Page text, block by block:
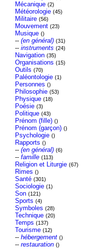
Mécanique (2)
Météorologie (45)
Militaire (56)
Mouvement (23)
Musique ()
-- (en général) (31)
-- instruments (24)
Navigation (35)
Organisations (15)
Outils (70)
Paléontologie (1)
Personnes ()
Philosophie (53)
Physique (18)
Poésie (3)
Politique (43)
Prénom (fille) ()
Prénom (garçon) ()
Psychologie ()
Rapports ()
-- (en général) (6)
-- famille (113)
Religion et Liturgie (67)
Rimes ()
Santé (301)
Sociologie (1)
Son (121)
Sports (4)
Symboles (28)
Technique (20)
Temps (137)
Tourisme (12)
-- hébergement ()
-- restauration ()